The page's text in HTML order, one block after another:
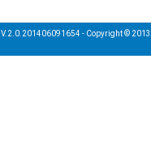
V.2.0.201406091654 - Copyright ©